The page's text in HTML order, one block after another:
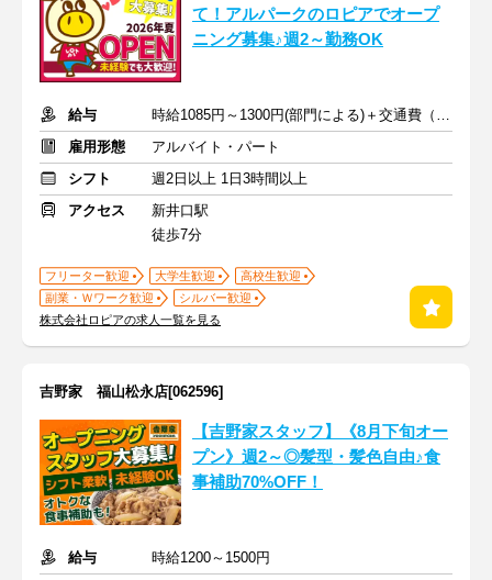
て！アルパークのロピアでオープ
ニング募集♪週2～勤務OK
給与
時給1085円～1300円(部門による)＋交通費（社内規定）
雇用形態
アルバイト・パート
シフト
週2日以上 1日3時間以上
アクセス
新井口駅
徒歩7分
フリーター歓迎 大学生歓迎
高校生歓迎
副業・Ｗワーク歓迎
シルバー歓迎
株式会社ロピアの求人一覧を見る
吉野家 福山松永店[062596]
【吉野家スタッフ】《8月下旬オー
プン》週2～◎髪型・髪色自由♪食
事補助70%OFF！
給与
時給1200～1500円